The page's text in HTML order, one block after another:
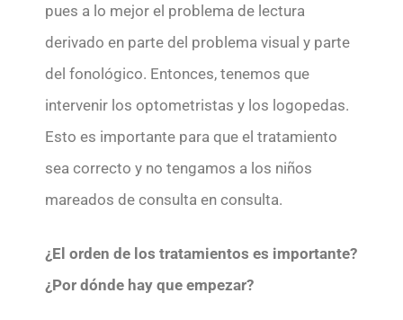
pues a lo mejor el problema de lectura
derivado en parte del problema visual y parte
del fonológico. Entonces, tenemos que
intervenir los optometristas y los logopedas.
Esto es importante para que el tratamiento
sea correcto y no tengamos a los niños
mareados de consulta en consulta.
¿El orden de los tratamientos es importante?
¿Por dónde hay que empezar?